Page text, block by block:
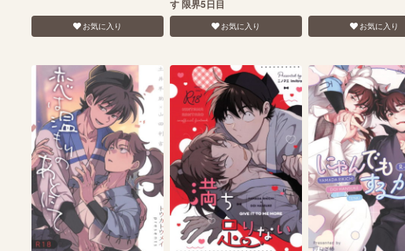
お気に入り
す 限界5日目
お気に入り お気に入り